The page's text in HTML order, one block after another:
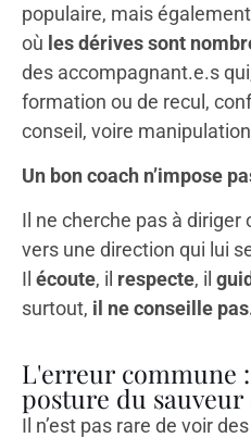
populaire, mais
où les dérives sont
des accompagnant.e.s
formation ou de recul,
conseil, voire
Un bon coach n’impose
Il ne cherche pas à diriger
vers une direction qui lui
Il écoute, il respecte, il
surtout, il ne conseille
L'erreur commune
posture du
Il n’est pas rare de voir